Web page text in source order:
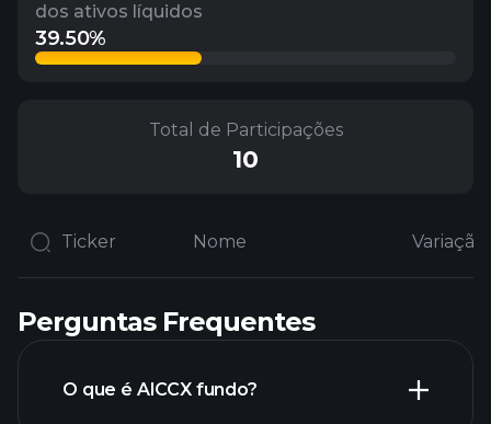
dos ativos líquidos
39.50%
Total de Participações
10
Ticker Nome
Perguntas Frequentes
O que é AICCX fundo?